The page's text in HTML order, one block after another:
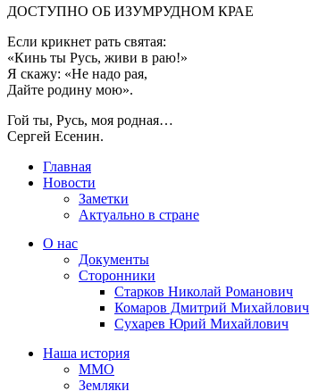
ДОСТУПНО ОБ ИЗУМРУДНОМ КРАЕ
Если крикнет рать святая:
«Кинь ты Русь, живи в раю!»
Я скажу: «Не надо рая,
Дайте родину мою».
Гой ты, Русь, моя родная…
Сергей Есенин.
Главная
Новости
Заметки
Актуально в стране
О нас
Документы
Сторонники
Старков Николай Романович
Комаров Дмитрий Михайлович
Сухарев Юрий Михайлович
Наша история
ММО
Земляки